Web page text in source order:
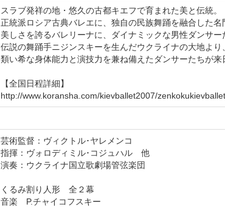
スラブ発祥の地・悠久の古都キエフで育まれた美と伝統。
正統派ロシア古典バレエに、独自の民族舞踊を融合した名
美しさを誇るバレリーナに、ダイナミックな男性ダンサー
伝説の舞踊手ニジンスキーを生んだウクライナの大地より、
類い希な身体能力と演技力を兼ね備えたダンサーたちが来
【全国日程詳細】
http://www.koransha.com/kievballet2007/
芸術監督：ヴィクトル･ヤレメンコ
指揮：ヴォロディミル･コジュハル 他
演奏：ウクライナ国立歌劇場管弦楽団
くるみ割り人形 全２幕
音楽 P.チャイコフスキー